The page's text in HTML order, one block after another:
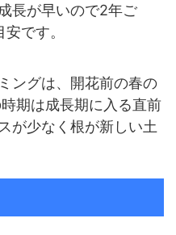
長が早いので2年ご
です。
ングは、開花前の春の
期は成長期に入る直前
が少なく根が新しい土